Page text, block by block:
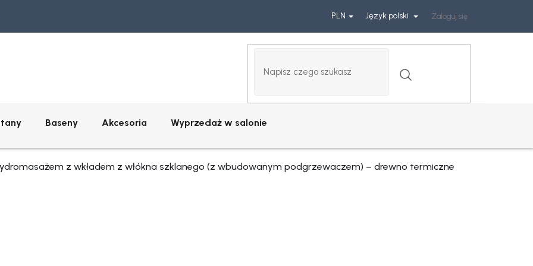
PLN Język polski Zaloguj się
Baseny Akcesoria Wyprzedaż w salonie
z wkładem z włókna szklanego (z wbudowanym podgrzewaczem) – drewno termiczne